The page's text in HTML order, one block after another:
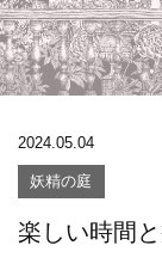
2024.05.04
妖精の庭
楽しい時間